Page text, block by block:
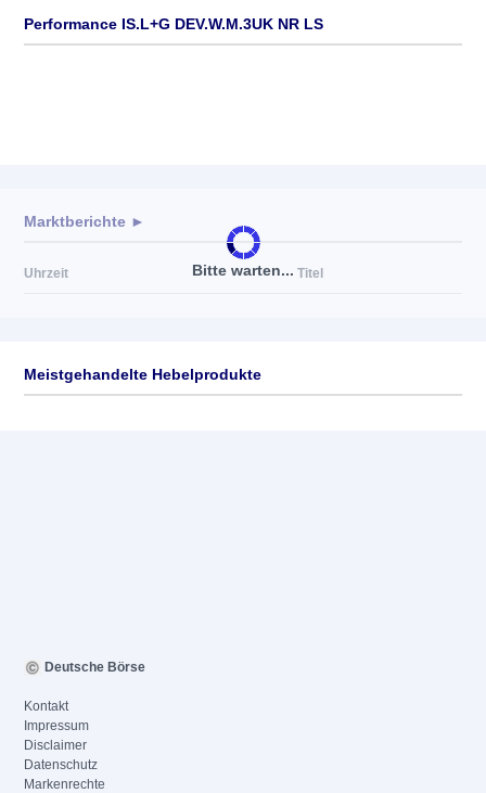
Performance IS.L+G DEV.W.M.3UK NR LS
Bitte warten...
Marktberichte ►
Uhrzeit Titel
Meistgehandelte Hebelprodukte
Deutsche Börse
Kontakt
Impressum
Disclaimer
Datenschutz
Markenrechte